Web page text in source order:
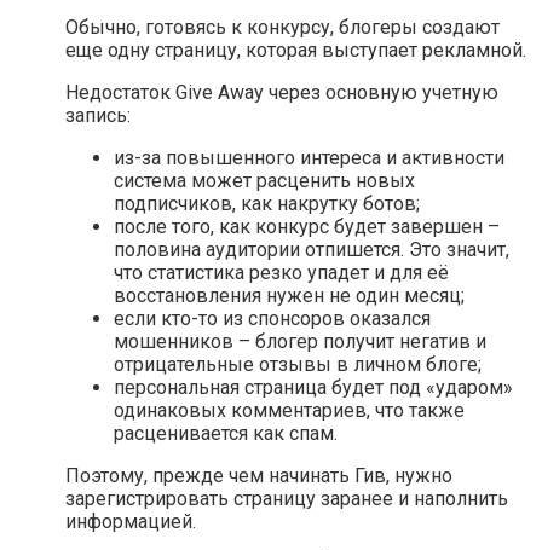
Обычно, готовясь к конкурсу, блогеры создают
еще одну страницу, которая выступает рекламной.
Недостаток Give Away через основную учетную
запись:
из-за повышенного интереса и активности
система может расценить новых
подписчиков, как накрутку ботов;
после того, как конкурс будет завершен –
половина аудитории отпишется. Это значит,
что статистика резко упадет и для её
восстановления нужен не один месяц;
если кто-то из спонсоров оказался
мошенников – блогер получит негатив и
отрицательные отзывы в личном блоге;
персональная страница будет под «ударом»
одинаковых комментариев, что также
расценивается как спам.
Поэтому, прежде чем начинать Гив, нужно
зарегистрировать страницу заранее и наполнить
информацией.